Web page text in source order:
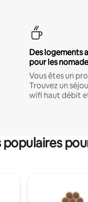
Des logements
pour les
Vous êtes un
Trouvez un
wifi haut débit